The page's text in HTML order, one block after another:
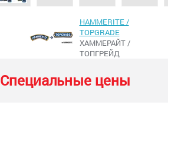
HAMMERITE /
TOPGRADE
ХАММЕРАЙТ /
ТОПГРЕЙД
Специальные цены